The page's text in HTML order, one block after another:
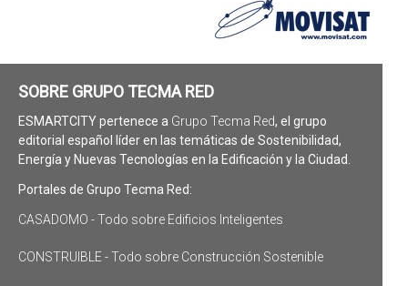
SOBRE GRUPO TECMA RED
ESMARTCITY pertenece a Grupo Tecma Red, el grupo
editorial español líder en las temáticas de Sostenibilidad,
Energía y Nuevas Tecnologías en la Edificación y la Ciudad.
Portales de Grupo Tecma Red:
CASADOMO - Todo sobre Edificios Inteligentes
CONSTRUIBLE - Todo sobre Construcción Sostenible